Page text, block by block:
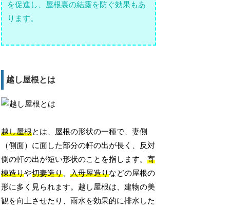
を促進し、屋根裏の結露を防ぐ効果もあ
ります。
越し屋根とは
越し屋根とは、屋根の形状の一種で、妻側
（側面）に面した部分の軒の出が長く、反対
側の軒の出が短い形状のことを指します。寄
棟造りや切妻造り、入母屋造りなどの屋根の
形に多く見られます。越し屋根は、建物の美
観を向上させたり、雨水を効果的に排水した